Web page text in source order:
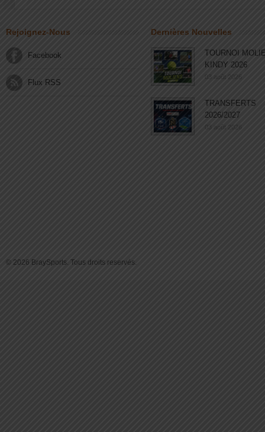
Rejoignez-Nous
Facebook
Flux RSS
Dernières Nouvelles
TOURNOI
KINDY 2026
03 août 2026
TRANSFERTS
2026/2027
03 août 2026
© 2026 BraySports. Tous droits reservés.